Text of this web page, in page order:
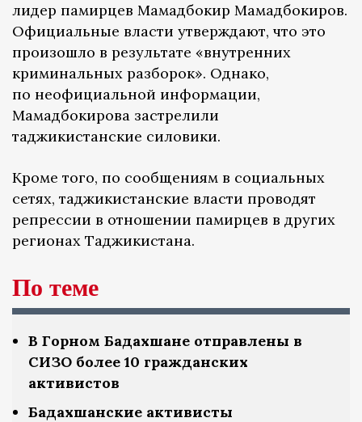
лидер памирцев Мамадбокир Мамадбокиров.
Официальные власти утверждают, что это
произошло в результате «внутренних
криминальных разборок». Однако,
по неофициальной информации,
Мамадбокирова застрелили
таджикистанские силовики.
Кроме того, по сообщениям в социальных
сетях, таджикистанские власти проводят
репрессии в отношении памирцев в других
регионах Таджикистана.
По теме
В Горном Бадахшане отправлены в
СИЗО более 10 гражданских
активистов
Бадахшанские активисты